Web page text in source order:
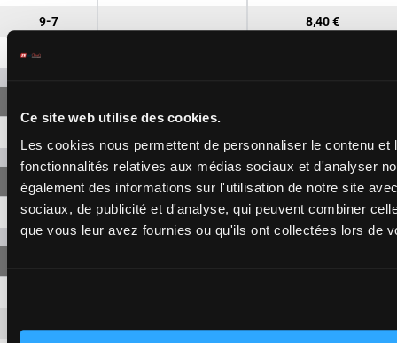
Ce site web utilise des cookies.
Les cookies nous permettent de personnaliser le contenu
fonctionnalités relatives aux médias sociaux et d'analyser
également des informations sur l'utilisation de notre site
sociaux, de publicité et d'analyse, qui peuvent combiner
que vous leur avez fournies ou qu'ils ont collectées lors de
9-7 8,40 €
8-7
9-8-7 58,00 €